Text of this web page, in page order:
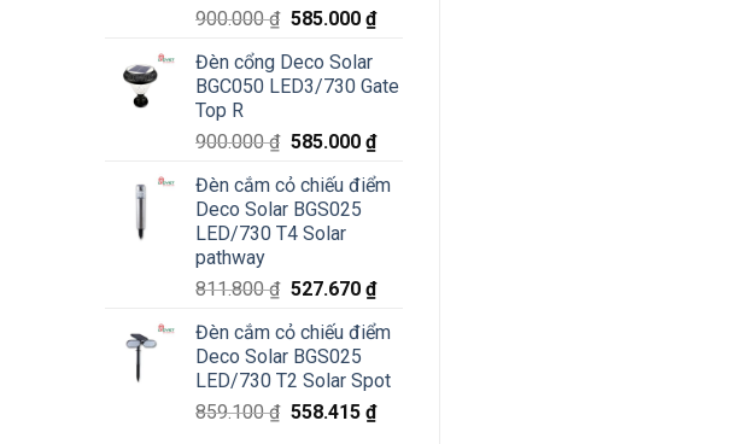
900.000₫ Giá
là:
900.000 ₫.
585.000 ₫Giá
là:
Đèn cổng Deco Solar
BGC050 LED3/730 Gate
Top R
900.000₫ Giá
là:
900.000 ₫.
585.000 ₫Giá
tại
Đèn cắm cỏ chiếu điểm
Deco Solar BGS025
LED/730 T4 Solar
pathway
811.800₫ Giá
là:
811.800 ₫.
527.670 ₫Giá
tại
527.670 ₫.
Đèn cắm cỏ chiếu điểm
Deco Solar BGS025
LED/730 T2 Solar Spot
859.100₫ Giá
558.415 ₫Giá